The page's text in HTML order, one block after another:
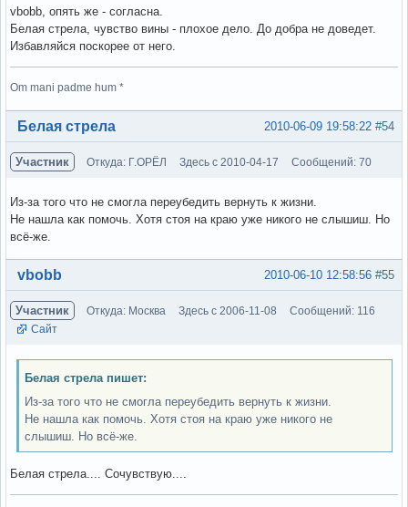
vbobb, опять же - согласна.
Белая стрела, чувство вины - плохое дело. До добра не доведет.
Избавляйся поскорее от него.
Om mani padme hum *
Вне форума #54
2010-06-09 19:58:22
Белая стрела
Участник Откуда: Г.ОРЁЛ Здесь с 2010-04-17 Сообщений: 70
Из-за того что не смогла переубедить вернуть к жизни.
Не нашла как помочь. Хотя стоя на краю уже никого не слышиш. Но
всё-же.
Вне форума #55
2010-06-10 12:58:56
vbobb
Участник Откуда: Москва Здесь с 2006-11-08
Сообщений: 116
Сайт
Белая стрела пишет:
Из-за того что не смогла переубедить вернуть к жизни.
Не нашла как помочь. Хотя стоя на краю уже никого не
слышиш. Но всё-же.
Белая стрела.... Сочувствую....